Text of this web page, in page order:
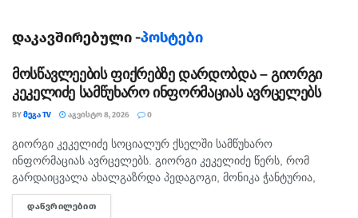
კონკრეტული შეკითხვები დაუსვან. შეხვედრა
ცენტრი „აფხაზეთის“ ოფისში გაიმართება. მისამართი
ქუთაისი, ტ. ტაბიძის ქ. №29.
თეგები: აფხაზეთი ევროპის ფონდი
საგრანტო პროგრამა ქუთაისი
დაკავშირებული -პოსტები
მოსწავლეების ფიქრებზე დარდობდა – გიორგი
კეკელიძე სამწუხარო ინფორმაციას ავრცელებს
BYᲛᲔᲒᲐ TV ᲐᲒᲕᲘᲡᲢᲝ 8, 2026 0
ᲛᲗᲐᲕᲐᲠᲘ
გიორგი კეკელიძე სოციალურ ქსელში სამწუხარო
ინფორმაციას ავრცელებს. გიორგი კეკელიძე წერს, რომ
გარდაიცვალა ახალგაზრდა პედაგოგი, მონიკა ჭანტურია,
რომელიც თავისი მოსწავლეების მიმართ განსაკუთრებული
სიყვარულით გამოირჩეოდა. „არასდროს მგონებია, რომ აქ,
ᲓᲐᲬᲕᲠᲘᲚᲔᲑᲘᲗ